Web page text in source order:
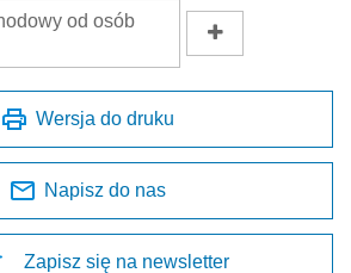
od osób
Wersja do druku
Napisz do nas
Zapisz się na newsletter